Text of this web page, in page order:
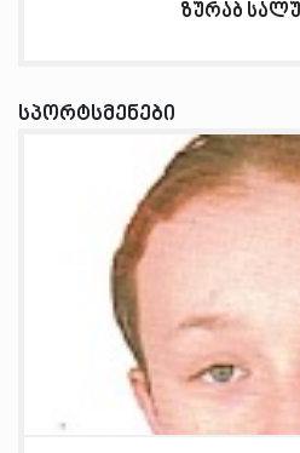
ზურაბ
სპორტსმენები